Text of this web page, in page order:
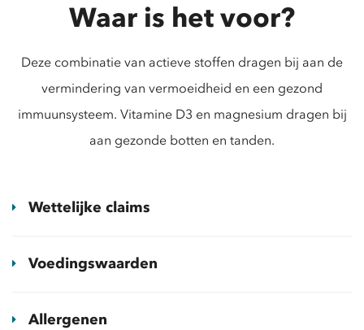
Waar is het voor?
Deze combinatie van actieve stoffen dragen bij aan de
vermindering van vermoeidheid en een gezond
immuunsysteem. Vitamine D3 en magnesium dragen bij
aan gezonde botten en tanden.
Wettelijke claims
Voedingswaarden
Allergenen